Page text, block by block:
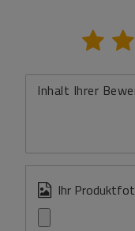
Inhalt Ihrer
Ihr